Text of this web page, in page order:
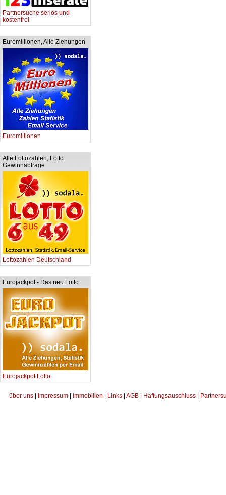
Partnersuche seriös und
kostenfrei
Euromillionen, Alle Ziehungen
Euromillionen
Alle Lottozahlen, Lotto
Gewinnabfrage
Lottozahlen Deutschland
Eurojackpot - Das neu Lotto
Eurojackpot Lotto
über uns Impressum Immobilien Links AGB Haftungsauschluss